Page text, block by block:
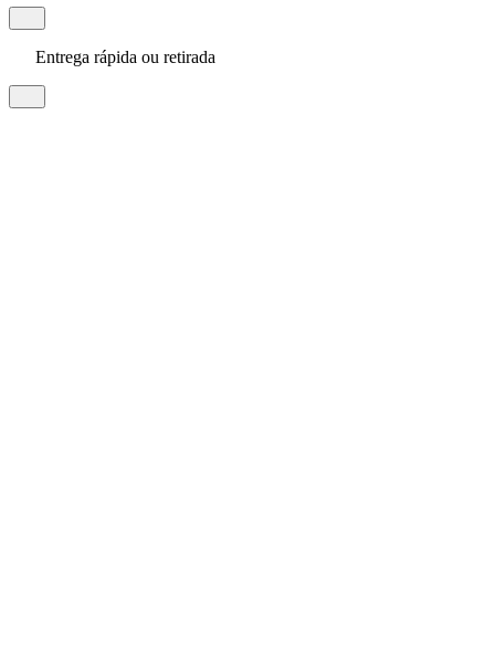
Entrega rápida ou retirada